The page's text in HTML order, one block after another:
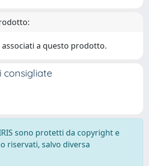
a questo prodotto.
consigliate
sono protetti da copyright e
riservati, salvo diversa